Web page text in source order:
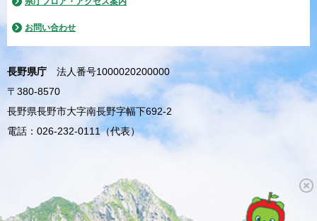
お問い合わせ
長野県庁
法人番号1000020200000
〒380-8570
長野県長野市大字南長野字幅下692-2
電話：026-232-0111（代表）